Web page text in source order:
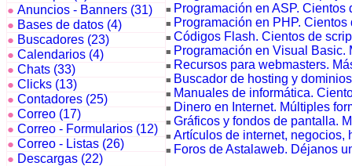
● Anuncios - Banners (31)
● Bases de datos (4)
● Buscadores (23)
● Calendarios (4)
● Chats (33)
● Clicks (13)
● Contadores (25)
● Correo (17)
● Correo - Formularios (12)
● Correo - Listas (26)
● Descargas (22)
■ Programación en ASP.
■ Programación en PHP.
■ Códigos Flash. Cientos de
■ Programación en Visual Basic.
■ Recursos para webmasters.
■ Buscador de hosting y
■ Manuales de informática.
■ Dinero en Internet. Múltiples
■ Gráficos y fondos de pantalla.
■ Artículos de internet, negocios,
■ Foros de Astalaweb. Déjanos